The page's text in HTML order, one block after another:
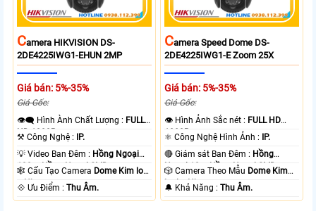
CAmera HIKVISION DS-
2DE4225IWG1-EHUN 2MP
Giá bán: 5%-35%
Giá Gốc:
👁️‍🗨 Hình Ành Chất Lượng : FULL
HD 1080P .
⚒ Công Nghệ :
IP.
💡 Video Ban Đêm : Hồng Ngoại
100m Hồng Ngoại SMD.
🕸️ Cấu Tạo Camera Dome Kim loại
+ Nhựa.
️💠 Ưu Điểm :Thu Âm.
CAmera Speed Dome DS-
2DE4225IWG1-E Zoom 25X
Giá bán: 5%-35%
Giá Gốc:
👁 Hình Ảnh Sắc nét : FULL HD
1080P .
⚛️ Công Nghệ Hình Ảnh :
IP.
🔴 Giám sát Ban Đêm : Hồng
Ngoại 10m Hồng Ngoại SMD.
🎲 Camera Theo Mẫu Dome Kim
loại + Nhựa.
️🔔 Khả Năng :Thu Âm.